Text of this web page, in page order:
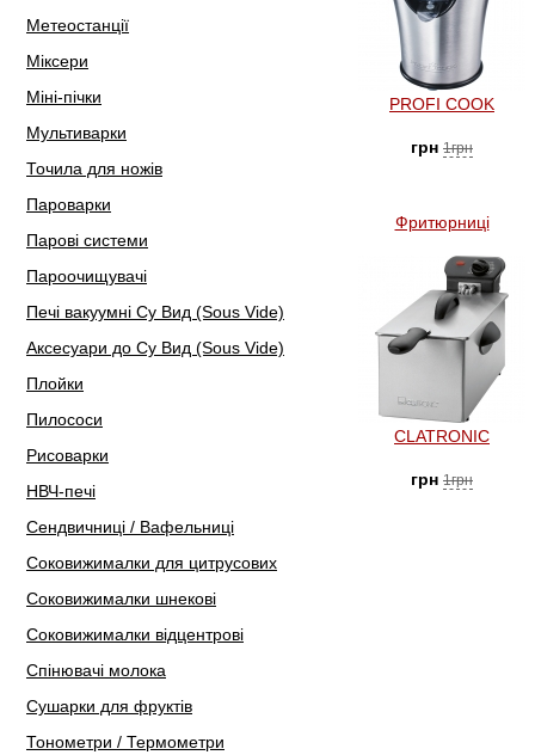
Метеостанції
Міксери
Міні-пічки
Мультиварки
Точила для ножів
Пароварки
Парові системи
Пароочищувачі
Печі вакуумні Су Вид (Sous Vide)
Аксесуари до Су Вид (Sous Vide)
Плойки
Пилососи
Рисоварки
НВЧ-печі
Сендвичниці / Вафельниці
Соковижималки для цитрусових
Соковижималки шнекові
Соковижималки відцентрові
Спінювачі молока
Сушарки для фруктів
Тонометри / Термометри
PROFI COOK
грн 1грн
Фритюрниці
CLATRONIC
грн 1грн